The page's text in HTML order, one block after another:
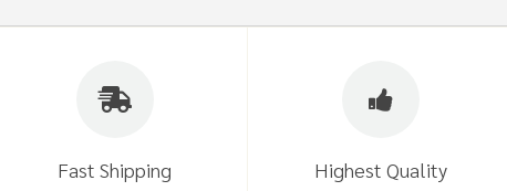
Fast Shipping
Highest Quality